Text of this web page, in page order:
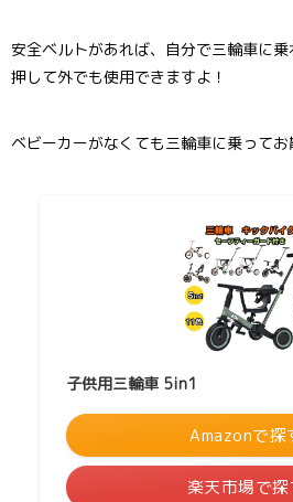
安全ベルトがあれば、自分で三輪車に
押して外でも使用できますよ！
ベビーカーがなくても三輪車に乗ってお
子供用三輪車 5in1
Amazonで探
楽天市場で探